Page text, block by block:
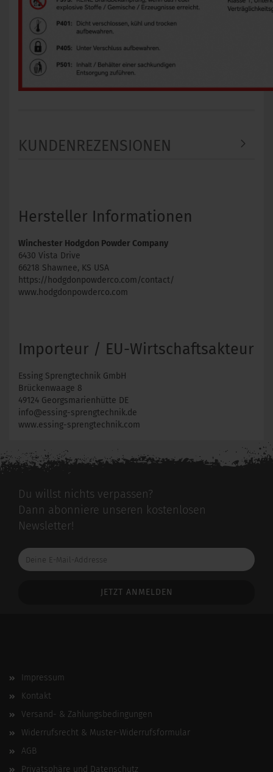
KUNDENREZENSIONEN
Hersteller Informationen
Winchester Hodgdon Powder Company
6430 Vista Drive
66218 Shawnee, KS USA
https://hodgdonpowderco.com/contact/
www.hodgdonpowderco.com
Importeur / EU-Wirtschaftsakteur
Essing Sprengtechnik GmbH
Brückenwaage 8
49124 Georgsmarienhütte DE
info@essing-sprengtechnik.de
www.essing-sprengtechnik.com
Du willst nichts verpassen?
Dann abonniere unseren kostenlosen
Newsletter!
Deine
E-
Impressum
Kontakt
Versand- & Zahlungsbedingungen
Widerrufsrecht & Muster-Widerrufsformular
AGB
Privatsphäre und Datenschutz